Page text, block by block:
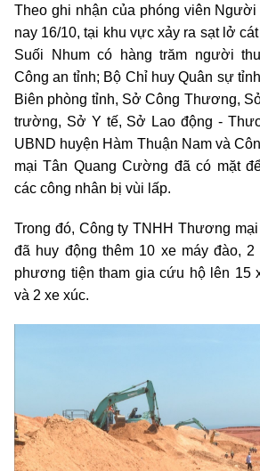
Theo ghi nhận của phóng viên
nay 16/10, tại khu vực xảy ra sạt lở
Suối Nhum có hàng trăm người
Công an tỉnh; Bộ Chỉ huy Quân sự
Biên phòng tỉnh, Sở Công Thương,
trường, Sở Y tế, Sở Lao động -
UBND huyện Hàm Thuận Nam và
mại Tân Quang Cường đã có mặt
các công nhân bị vùi lấp.
Trong đó, Công ty TNHH Thương
đã huy động thêm 10 xe máy đào,
phương tiện tham gia cứu hộ lên 15
và 2 xe xúc.